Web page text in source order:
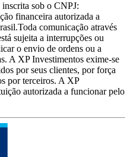
sob o CNPJ:
financeira autorizada a
comunicação através
sujeita a interrupções ou
o envio de ordens ou a
A XP Investimentos exime-se
por seus clientes, por força
por terceiros. A XP
autorizada a funcionar pelo